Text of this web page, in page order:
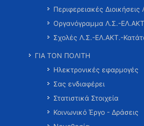
Περιφερειακές
Οργανόγραμμα Λ.Σ.-
Σχολές Λ.Σ.-ΕΛ.ΑΚΤ.-
ΓΙΑ ΤΟΝ ΠΟΛΙΤΗ
Ηλεκτρονικές εφαρμογές
Σας ενδιαφέρει
Στατιστικά Στοιχεία
Κοινωνικό Έργο - Δράσεις